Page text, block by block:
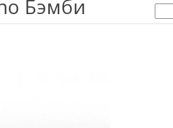
Бэмби